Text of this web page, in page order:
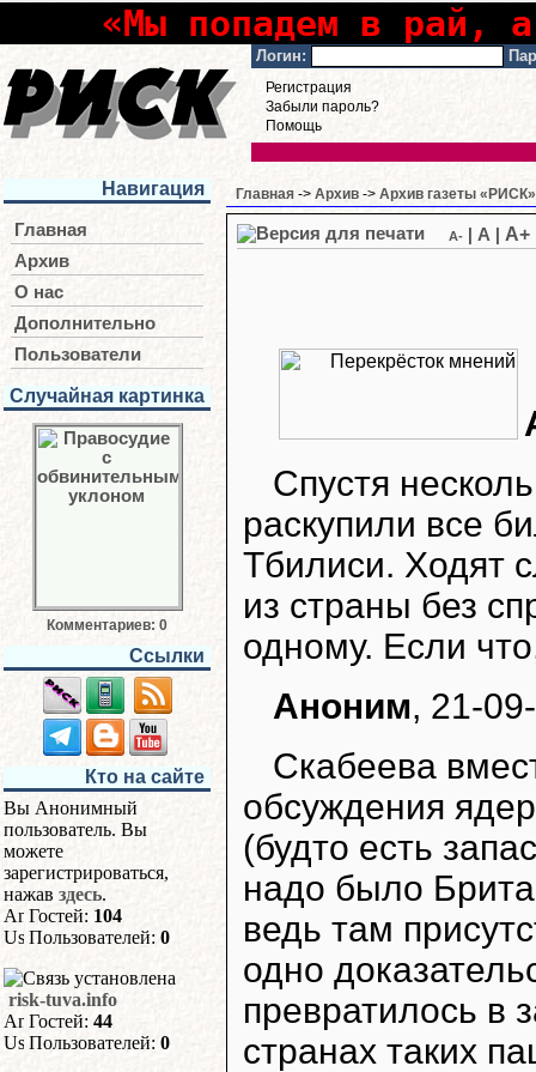
«Мы попадем в рай,
Логин:
Регистрация
Забыли пароль?
Помощь
Навигация
Главная
Архив
О нас
Дополнительно
Пользователи
Случайная картинка
Комментариев: 0
Ссылки
Кто на сайте
Вы Анонимный
пользователь. Вы
можете
зарегистрироваться,
нажав здесь.
Гостей: 104
Пользователей: 0
risk-tuva.info
Гостей: 44
Пользователей: 0
Главная -> Архив -> Архив газеты «РИСК»
A- A A+
Спустя
раскупили все
Тбилиси. Ходят
из страны без
одному. Если
Аноним, 21-
Скабеева
обсуждения
(будто есть
надо было
ведь там
одно
превратилось в
странах таких